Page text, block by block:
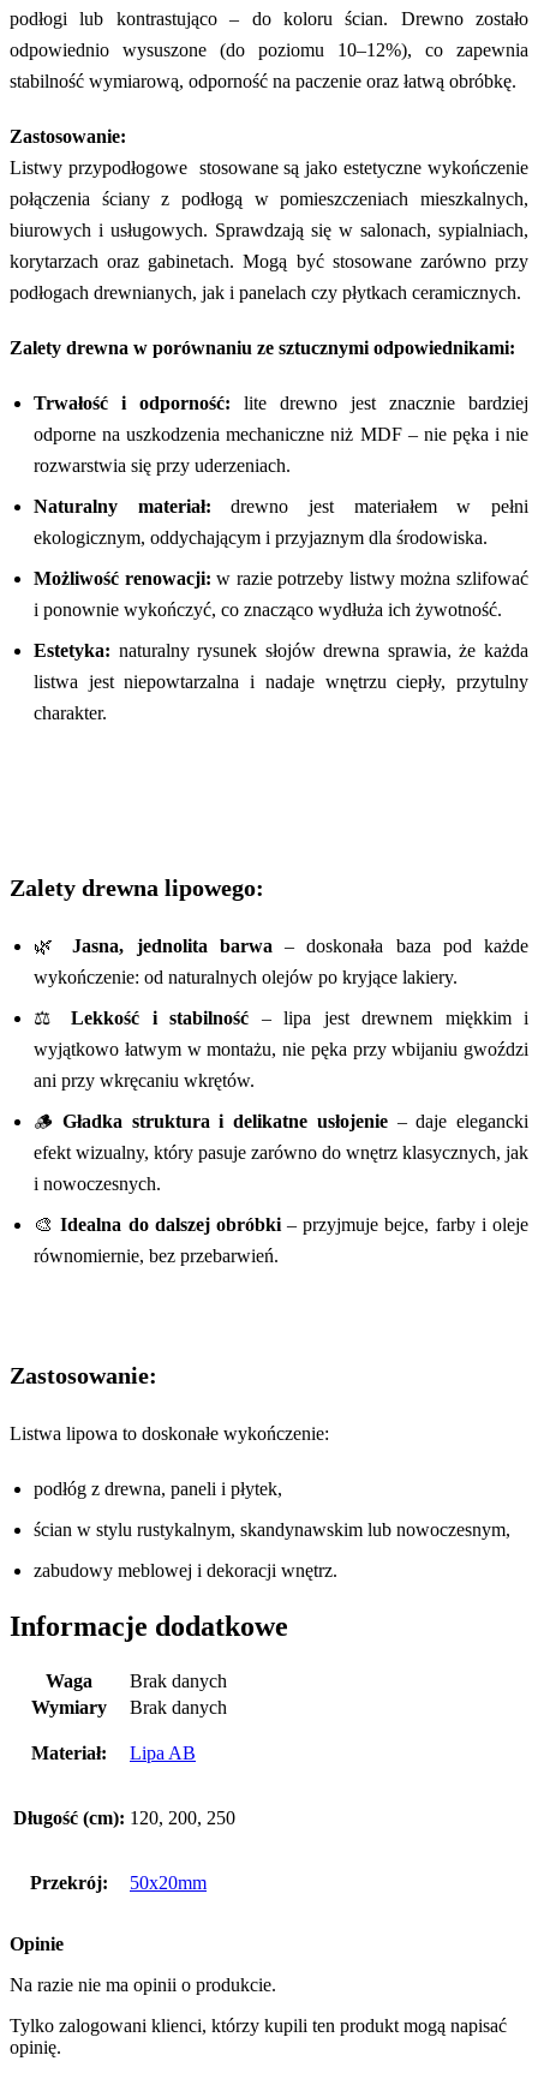
podłogi lub kontrastująco – do koloru ścian. Drewno zostało
odpowiednio wysuszone (do poziomu 10–12%), co zapewnia
stabilność wymiarową, odporność na paczenie oraz łatwą obróbkę.
Zastosowanie:
Listwy przypodłogowe stosowane są jako estetyczne wykończenie
połączenia ściany z podłogą w pomieszczeniach mieszkalnych,
biurowych i usługowych. Sprawdzają się w salonach, sypialniach,
korytarzach oraz gabinetach. Mogą być stosowane zarówno przy
podłogach drewnianych, jak i panelach czy płytkach ceramicznych.
Zalety drewna w porównaniu ze sztucznymi odpowiednikami:
Trwałość i odporność: lite drewno jest znacznie bardziej
odporne na uszkodzenia mechaniczne niż MDF – nie pęka i nie
rozwarstwia się przy uderzeniach.
Naturalny materiał: drewno jest materiałem w pełni
ekologicznym, oddychającym i przyjaznym dla środowiska.
Możliwość renowacji: w razie potrzeby listwy można szlifować
i ponownie wykończyć, co znacząco wydłuża ich żywotność.
Estetyka: naturalny rysunek słojów drewna sprawia, że każda
listwa jest niepowtarzalna i nadaje wnętrzu ciepły, przytulny
charakter.
Zalety drewna lipowego:
🌿Jasna, jednolita barwa – doskonała baza pod każde
wykończenie: od naturalnych olejów po kryjące lakiery.
⚖️ Lekkość i stabilność – lipa jest drewnem miękkim i
wyjątkowo łatwym w montażu, nie pęka przy wbijaniu gwoździ
ani przy wkręcaniu wkrętów.
🪵 Gładka struktura i delikatne usłojenie– daje elegancki
efekt wizualny, który pasuje zarówno do wnętrz klasycznych, jak
i nowoczesnych.
🎨Idealna do dalszej obróbki– przyjmuje bejce, farby i oleje
równomiernie, bez przebarwień.
Zastosowanie:
Listwa lipowa to doskonałe wykończenie:
podłóg z drewna, paneli i płytek,
ścian w stylu rustykalnym, skandynawskim lub nowoczesnym,
zabudowy meblowej i dekoracji wnętrz.
Informacje dodatkowe
Waga
Brak danych
Wymiary
Brak danych
Materiał: Lipa AB
Długość (cm): 120, 200, 250
Przekrój: 50x20mm
Opinie
Na razie nie ma opinii o produkcie.
Tylko zalogowani klienci, którzy kupili ten produkt mogą napisać
opinię.